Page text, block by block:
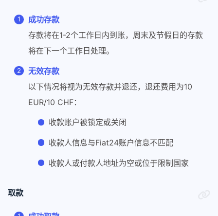
成功存款
存款将在1-2个工作日内到账，周末及节假日的存款
将在下一个工作日处理。
无效存款
以下情况将视为无效存款并退还，退还费用为10
EUR/10 CHF：
收款账户被锁定或关闭
收款人信息与Fiat24账户信息不匹配
收款人或付款人地址为空或位于限制国家
取款